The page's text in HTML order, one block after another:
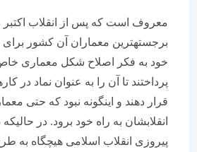
معروف است كه پس از انقلاب اكتبر
برجسته‏ترین معماران آن كشور برای
خود به فكر اصلاح شكل معماری خاص
پرداختند تا آن را به عنوان نماد در كارهای
قرار دهند و اینگونه نبود كه حتی معماری
انقلابشان به راه خود برود. در حالیكه در
پیروزی انقلاب اسلامی هیچگاه به طرح